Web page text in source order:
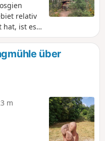
relativ
hat, ist es
oder
und wird
aus
wenig
nur die
davon
mit
über
m